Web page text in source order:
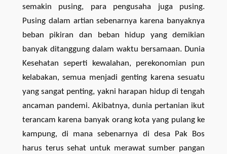
semakin pusing, para pengusaha juga pusing.
Pusing dalam artian sebenarnya karena banyaknya
beban pikiran dan beban hidup yang demikian
banyak ditanggung dalam waktu bersamaan. Dunia
Kesehatan seperti kewalahan, perekonomian pun
kelabakan, semua menjadi genting karena sesuatu
yang sangat penting, yakni harapan hidup di tengah
ancaman pandemi. Akibatnya, dunia pertanian ikut
terancam karena banyak orang kota yang pulang ke
kampung, di mana sebenarnya di desa Pak Bos
harus terus sehat untuk merawat sumber pangan